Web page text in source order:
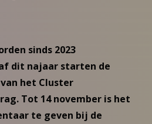
sinds 2023
dit najaar starten de
het Cluster
Tot 14 november is het
te geven bij de